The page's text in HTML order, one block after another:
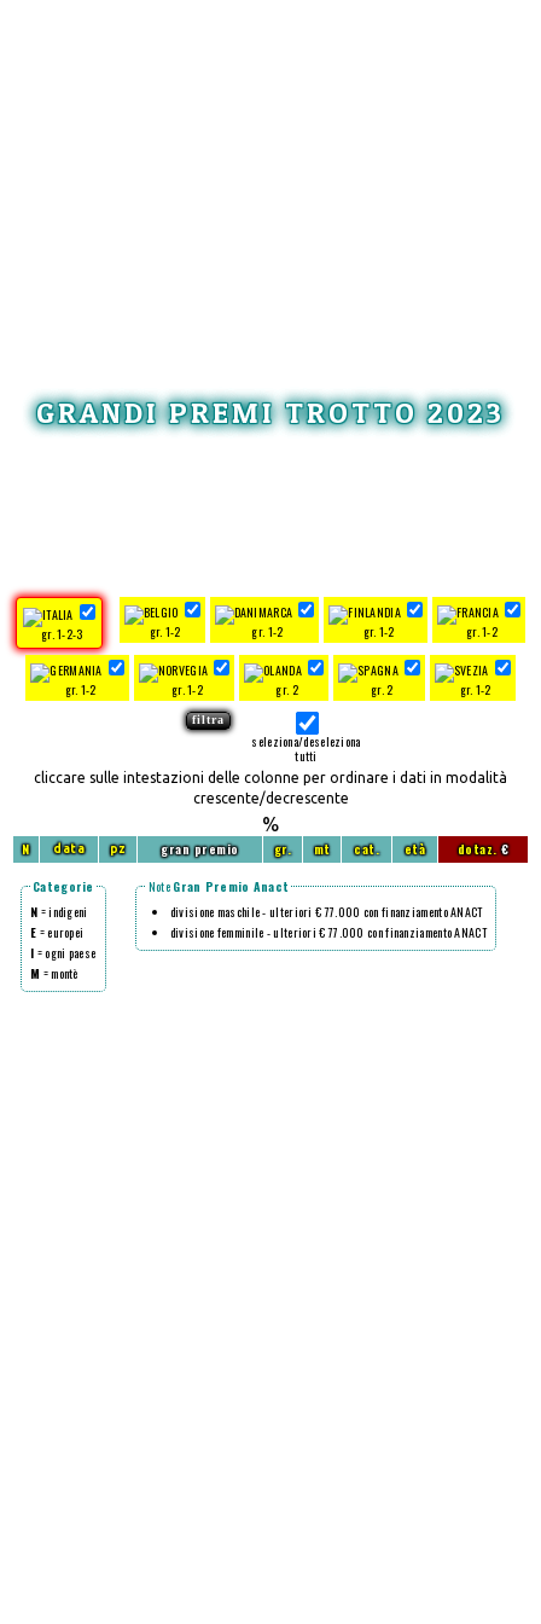
GRANDI PREMI TROTTO 2023
gr. 1-2-3 gr. 1-2 gr. 1-2 gr. 1-2 gr. 1-2
gr. 1-2 gr. 1-2 gr. 2 gr. 2 gr. 1-2
seleziona/deseleziona
tutti
cliccare sulle intestazioni delle colonne per ordinare i dati in modalità
crescente/decrescente
%
N data pz gran premio gr. mt cat. età dotaz.€
Categorie
N = indigeni
E = europei
I = ogni paese
M = montè
Note Gran Premio Anact
divisione maschile - ulteriori € 77.000 con finanziamento ANACT
divisione femminile - ulteriori € 77.000 con finanziamento ANACT